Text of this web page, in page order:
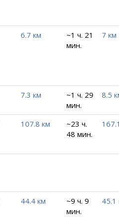
6.7 км
~1 ч. 21
мин.
7 км
7.3 км
~1 ч. 29
мин.
8.5
107.8 км
~23 ч.
48 мин.
44.4 км
~9 ч. 9
мин.
45.1